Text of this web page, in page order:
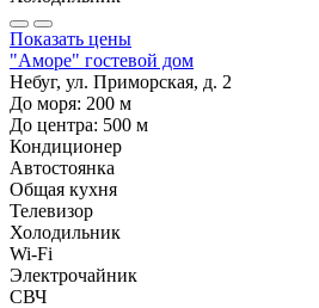
Показать цены
"Аморе" гостевой дом
Небуг, ул. Приморская, д. 2
До моря: 200 м
До центра: 500 м
Кондиционер
Автостоянка
Общая кухня
Телевизор
Холодильник
Wi-Fi
Электрочайник
СВЧ